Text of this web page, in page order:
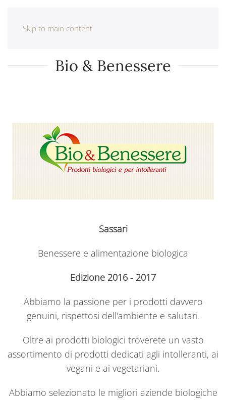
Skip to main content
Bio & Benessere
Sassari
Benessere e alimentazione biologica
Edizione 2016 - 2017
Abbiamo la passione per i prodotti davvero
genuini, rispettosi dell'ambiente e salutari.
Oltre ai prodotti biologici troverete un vasto
assortimento di prodotti dedicati agli intolleranti, ai
vegani e ai vegetariani.
Abbiamo selezionato le migliori aziende biologiche